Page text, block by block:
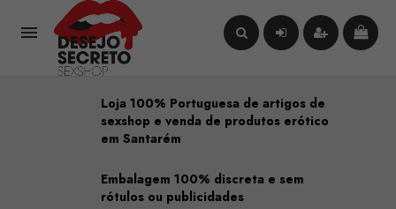

Loja 100% Portuguesa de artigos de
sexshop e venda de produtos erótico
em Santarém
Embalagem 100% discreta e sem
rótulos ou publicidades